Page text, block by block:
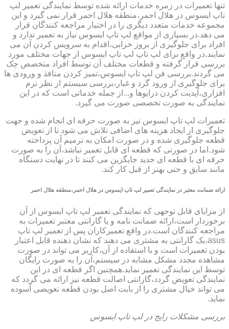
تنها تعمیرات در زمره خدمات ارائه شده توسط نمایندگی تعمیر لپ
تاپ ایسوس در هلال احمر،منطقه هلال احمر قرار نمی گیرد و این
مجموعه خدمات متعدد دیگری را در اختیار مراجعه کنندگان قرار
می دهد.در بسیاری از مواقع لپ تاپ ایسوس نیاز به تعمیر ندارد و
افراد برای جلوگیری از بروز خرابی،اقدام به سرویس کردن آن می
نمایند.در واقع برای لپ تاپ لپ تاپ ایسوس از جهات مختلف مورد
بررسی قرار گرفته و قطعات مختلف آن توسط افراد متخصص چک
می گردند.بررسی فن لپ تاپ ایسوس،تمیز کردن منافذ و ورودی ها
برای جلوگیری از ورود گرد و غبار،بررسی سیستم از نظر نرم
افزاری،آپدیت کردن درایوها و...از جمله خدماتی است که در این
نمایندگی به صورت تخصصی صورت می گیرد.
تعمیرات لپ تاپ ایسوس نیز به صورت حرفه ای انجام شده و جهت
جلوگیری از ایجاد هزینه های اضافی تلاش می شود تا از تعویض
قطعه جلوگیری شده و در صورت امکان به ترمیم آن پرداخته
شود.اما در صورتی که قطعه ای قابل تعمیر نباشد،آن را به صورت
حرفه ای با قطعه ای جدید جایگزین می کنند تا در نهایت دستگاه
مانند سابق و حتی بهتر از قبل کار کند.
ارائه ضمانت معتبر در نمایندگی تعمیر لپ تاپ ایسوس در هلال احمر،منطقه هلال احمر
از مزایای قابل توجهی که نمایندگی تعمیر لپ تاپ ایسوس از آن
برخوردار است،ارائه ضمانت نامه و یا گارانتی معتبر تعمیرات به
مراجعه کنندگان است.در واقع تعمیرکاران پس از تعمیر لپ تاپ
asus،یک گارانتی به مشتری می دهند که نشان دهنده قابل اعتبار
بودن تعمیرات است و با استفاده از آن،کاربر می تواند در صورت
مشاهده مجدد مشکل مشابه در سیستم،آن را به صورت رایگان
توسط این نمایندگی تعمیر نماید.همچنین اگر قطعه ای در این
نمایندگی تعویض گردد،گارانتی اصالت قطعه نیز ارائه می گردد که
می تواند خیال مشتری را از بابت اصل بودن قطعه تعویضی آسوده
نماید.
بررسی مشکلات رایج در لپ تاپ ایسوس